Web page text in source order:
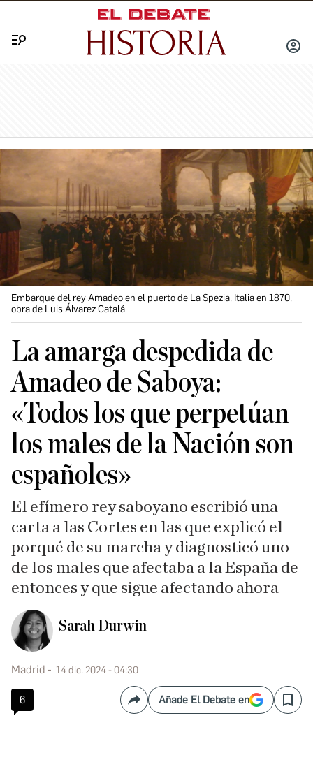
INICIAR
Embarque del rey Amadeo en el puerto de La Spezia, Italia en 1870,
obra de Luis Álvarez Catalá
La amarga despedida de
Amadeo de Saboya:
«Todos los que perpetúan
los males de la Nación son
españoles»
El efímero rey saboyano escribió una
carta a las Cortes en las que explicó el
porqué de su marcha y diagnosticó uno
de los males que afectaba a la España de
entonces y que sigue afectando ahora
Sarah Durwin
Madrid 14 dic. 2024 - 04:30
6 CompartirAñade El Debate en Save